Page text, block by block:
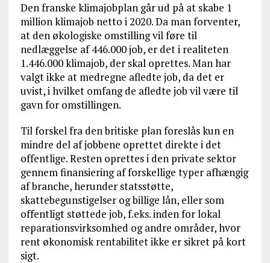
Den franske klimajobplan går ud på at skabe 1
million klimajob netto i 2020. Da man forventer,
at den økologiske omstilling vil føre til
nedlæggelse af 446.000 job, er det i realiteten
1.446.000 klimajob, der skal oprettes. Man har
valgt ikke at medregne afledte job, da det er
uvist, i hvilket omfang de afledte job vil være til
gavn for omstillingen.
Til forskel fra den britiske plan foreslås kun en
mindre del af jobbene oprettet direkte i det
offentlige. Resten oprettes i den private sektor
gennem finansiering af forskellige typer afhængig
af branche, herunder statsstøtte,
skattebegunstigelser og billige lån, eller som
offentligt støttede job, f.eks. inden for lokal
reparationsvirksomhed og andre områder, hvor
rent økonomisk rentabilitet ikke er sikret på kort
sigt.